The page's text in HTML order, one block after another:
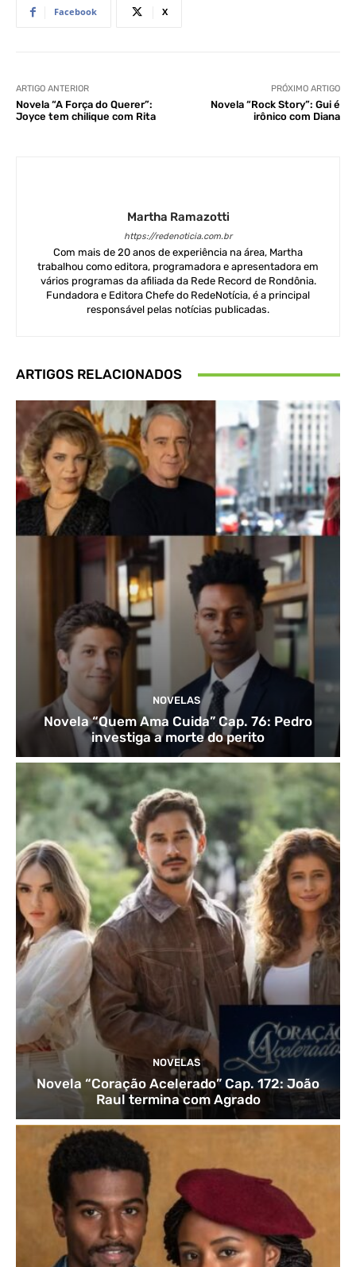
Facebook X
ARTIGO ANTERIOR
Novela “A Força do Querer”:
Joyce tem chilique com Rita
PRÓXIMO ARTIGO
Novela “Rock Story”: Gui é
irônico com Diana
Martha Ramazotti
https://redenoticia.com.br
Com mais de 20 anos de experiência na área, Martha
trabalhou como editora, programadora e apresentadora em
vários programas da afiliada da Rede Record de Rondônia.
Fundadora e Editora Chefe do RedeNotícia, é a principal
responsável pelas notícias publicadas.
ARTIGOS RELACIONADOS
NOVELAS
Novela “Quem Ama Cuida” Cap. 76: Pedro
investiga a morte do perito
NOVELAS
Novela “Coração Acelerado” Cap. 172: João
Raul termina com Agrado